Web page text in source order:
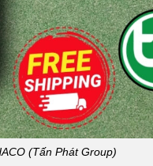
(Tấn Phát Group)